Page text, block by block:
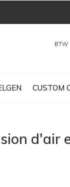
CUSTOM
BTW
d'air